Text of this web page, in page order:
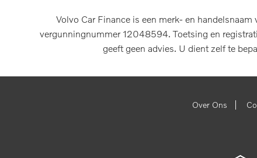
Volvo Car Finance is een merk- en
vergunningnummer 12048594. Toetsing en
geeft geen advies. U dient zelf te
Over Ons |